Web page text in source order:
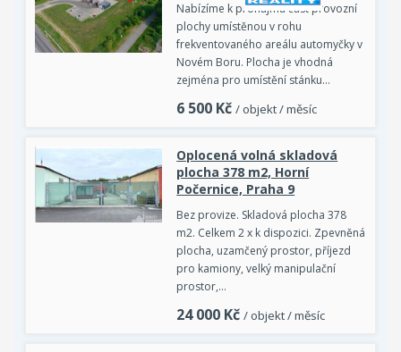
Nabízíme k pronájmu část provozní
plochy umístěnou v rohu
frekventovaného areálu automyčky v
Novém Boru. Plocha je vhodná
zejména pro umístění stánku…
6 500 Kč / objekt / měsíc
Oplocená volná skladová
plocha 378 m2, Horní
Počernice, Praha 9
Bez provize. Skladová plocha 378
m2. Celkem 2 x k dispozici. Zpevněná
plocha, uzamčený prostor, příjezd
pro kamiony, velký manipulační
prostor,…
24 000 Kč / objekt / měsíc